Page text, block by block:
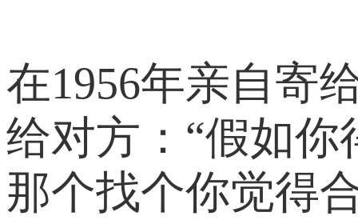
在1956年亲自寄
给对方：“假如
那个找个你觉得